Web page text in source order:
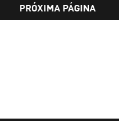
PRÓXIMA PÁGINA